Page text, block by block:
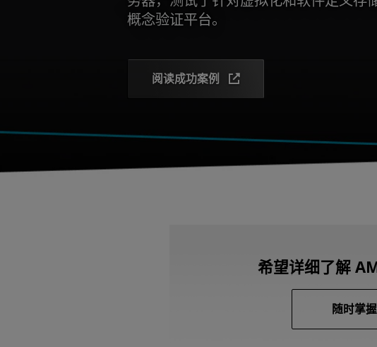
概念验证平台。
阅读成功案例
希望详细了解
随时掌